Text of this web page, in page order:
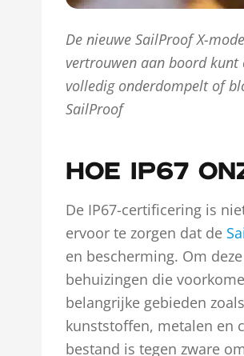
De nieuwe SailProof X-
vertrouwen aan boord
volledig onderdompelt of
SailProof
HOE IP67
De IP67-certificering is
ervoor te zorgen dat de
en bescherming. Om
behuizingen die
belangrijke gebieden
kunststoffen, metalen en
bestand is tegen zware